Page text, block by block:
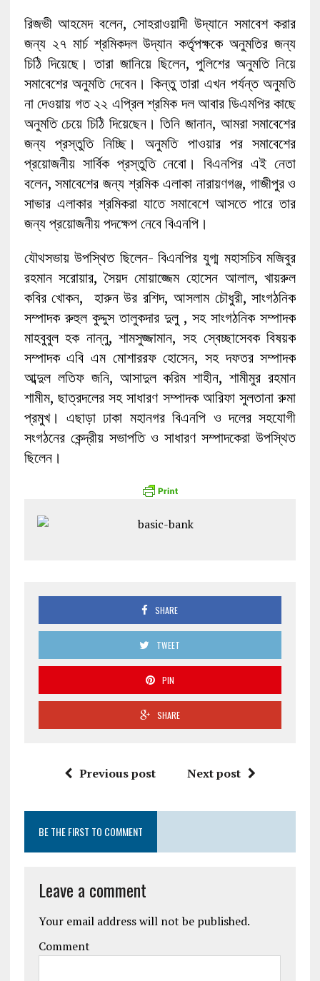
রিজভী আহমেদ বলেন, সোহরাওয়াদী উদ্যানে সমাবেশ করার
জন্য ২৭ মার্চ শ্রমিকদল উদ্যান কর্তৃপক্ষকে অনুমতির জন্য
চিঠি দিয়েছে। তারা জানিয়ে ছিলেন, পুলিশের অনুমতি নিয়ে
সমাবেশের অনুমতি দেবেন। কিন্তু তারা এখন পর্যন্ত অনুমতি
না দেওয়ায় গত ২২ এপ্রিল শ্রমিক দল আবার ডিএমপির কাছে
অনুমতি চেয়ে চিঠি দিয়েছেন। তিনি জানান, আমরা সমাবেশের
জন্য প্রস্তুতি নিচ্ছি। অনুমতি পাওয়ার পর সমাবেশের
প্রয়োজনীয় সার্বিক প্রস্তুতি নেবো। বিএনপির এই নেতা
বলেন, সমাবেশের জন্য শ্রমিক এলাকা নারায়ণগঞ্জ, গাজীপুর ও
সাভার এলাকার শ্রমিকরা যাতে সমাবেশে আসতে পারে তার
জন্য প্রয়োজনীয় পদক্ষেপ নেবে বিএনপি।
যৌথসভায় উপস্থিত ছিলেন- বিএনপির যুগ্ম মহাসচিব মজিবুর
রহমান সরোয়ার, সৈয়দ মোয়াজ্জেম হোসেন আলাল, খায়রুল
কবির খোকন, হারুন উর রশিদ, আসলাম চৌধুরী, সাংগঠনিক
সম্পাদক রুহুল কুদ্দুস তালুকদার দুলু , সহ সাংগঠনিক সম্পাদক
মাহবুবুল হক নান্নু, শামসুজ্জামান, সহ স্বেচ্ছাসেবক বিষয়ক
সম্পাদক এবি এম মোশাররফ হোসেন, সহ দফতর সম্পাদক
আব্দুল লতিফ জনি, আসাদুল করিম শাহীন, শামীমুর রহমান
শামীম, ছাত্রদলের সহ সাধারণ সম্পাদক আরিফা সুলতানা রুমা
প্রমুখ। এছাড়া ঢাকা মহানগর বিএনপি ও দলের সহযোগী
সংগঠনের কেন্দ্রীয় সভাপতি ও সাধারণ সম্পাদকেরা উপস্থিত
ছিলেন।
SHARE
TWEET
PIN
SHARE
Previous post Next post
BE THE FIRST TO COMMENT
Leave a comment
Your email address will not be published.
Comment